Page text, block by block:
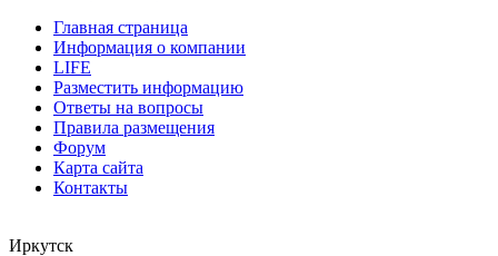
Главная страница
Информация о компании
LIFE
Разместить информацию
Ответы на вопросы
Правила размещения
Форум
Карта сайта
Контакты
Иркутск